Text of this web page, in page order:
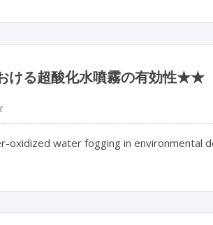
ける超酸化水噴霧の有効性★★
oxidized water fogging in environmental